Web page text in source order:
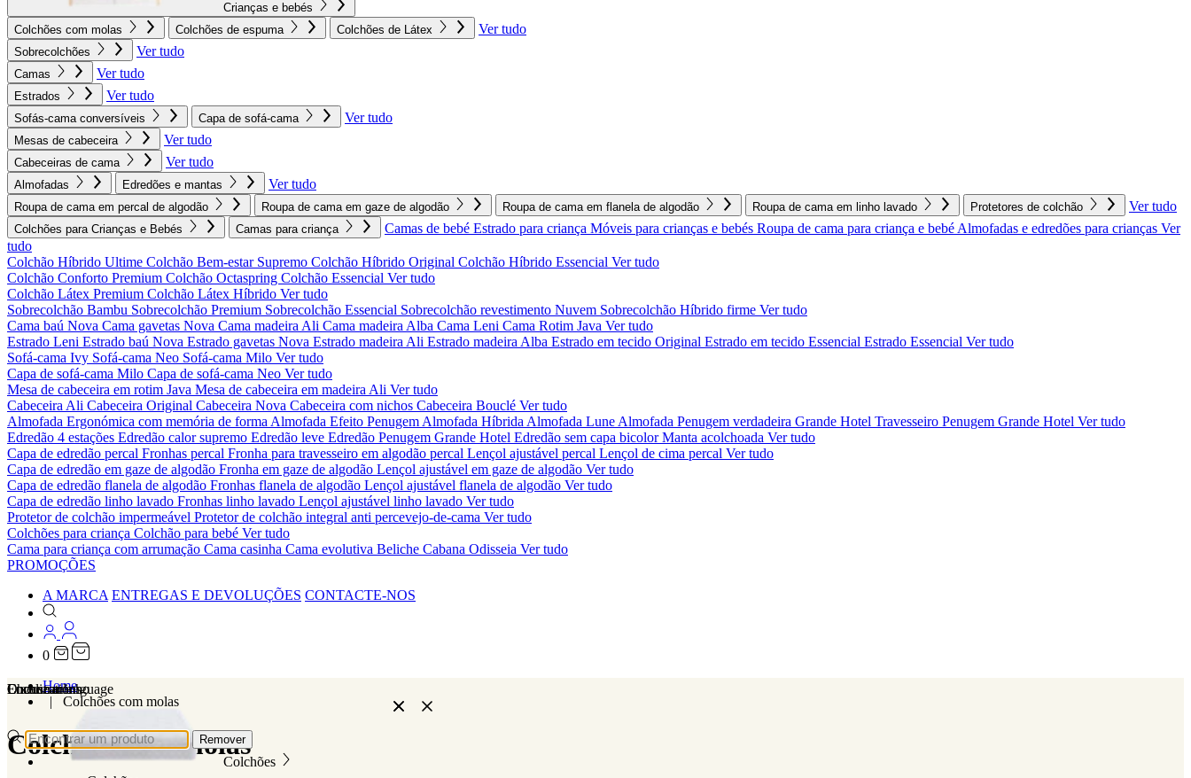
Crianças e bebés
Colchões com molas
Colchões de espuma Colchões de Látex Ver tudo
Sobrecolchões Ver tudo
Camas Ver tudo
Estrados Ver tudo
Sofás-cama conversíveis Capa de sofá-cama Ver tudo
Mesas de cabeceira Ver tudo
Cabeceiras de cama Ver tudo
Almofadas Edredões e mantas Ver tudo
Roupa de cama em percal de algodão Roupa de cama em gaze de algodão Roupa de cama em flanela de algodão Roupa de cama em linho lavado Protetores de colchão Ver tudo
Colchões para Crianças e Bebés Camas para criança Camas de bebé Estrado para criança Móveis para crianças e bebés Roupa de cama para criança e bebé Almofadas e edredões para crianças Ver
tudo
Colchão Híbrido Ultime Colchão Bem-estar Supremo Colchão Híbrido Original Colchão Híbrido Essencial Ver tudo
Colchão Conforto Premium Colchão Octaspring Colchão Essencial Ver tudo
Colchão Látex Premium Colchão Látex Híbrido Ver tudo
Sobrecolchão Bambu Sobrecolchão Premium Sobrecolchão Essencial Sobrecolchão revestimento Nuvem Sobrecolchão Híbrido firme Ver tudo
Cama baú Nova Cama gavetas Nova Cama madeira Ali Cama madeira Alba Cama Leni Cama Rotim Java Ver tudo
Estrado Leni Estrado baú Nova Estrado gavetas Nova Estrado madeira Ali Estrado madeira Alba Estrado em tecido Original Estrado em tecido Essencial Estrado Essencial Ver tudo
Sofá-cama Ivy Sofá-cama Neo Sofá-cama Milo Ver tudo
Capa de sofá-cama Milo Capa de sofá-cama Neo Ver tudo
Mesa de cabeceira em rotim Java Mesa de cabeceira em madeira Ali Ver tudo
Cabeceira Ali Cabeceira Original Cabeceira Nova Cabeceira com nichos Cabeceira Bouclé Ver tudo
Almofada Ergonómica com memória de forma Almofada Efeito Penugem Almofada Híbrida Almofada Lune Almofada Penugem verdadeira Grande Hotel Travesseiro Penugem Grande Hotel Ver tudo
Edredão 4 estações Edredão calor supremo Edredão leve Edredão Penugem Grande Hotel Edredão sem capa bicolorManta acolchoada Ver tudo
Capa de edredão percal Fronhas percal Fronha para travesseiro em algodão percal Lençol ajustável percal Lençol de cima percal Ver tudo
Capa de edredão em gaze de algodão Fronha em gaze de algodão Lençol ajustável em gaze de algodão Ver tudo
Capa de edredão flanela de algodão Fronhas flanela de algodão Lençol ajustável flanela de algodão Ver tudo
Capa de edredão linho lavado Fronhas linho lavado Lençol ajustável linho lavado Ver tudo
Protetor de colchão impermeável Protetor de colchão integral anti percevejo-de-cama Ver tudo
Colchões para criança Colchão para bebé Ver tudo
Cama para criança com arrumação Cama casinha Cama evolutiva Beliche Cabana Odisseia Ver tudo
PROMOÇÕES
A MARCA ENTREGAS E DEVOLUÇÕES CONTACTE-NOS
0
Colchões
Localizations
Choose a language
Encontrar
Remover
O seu carrinho
Home
Colchões com molas
Colchões com molas